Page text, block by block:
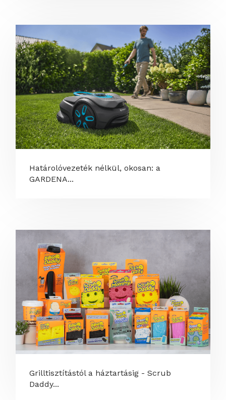
Határolóvezeték nélkül, okosan: a
GARDENA...
Grilltisztítástól a háztartásig - Scrub
Daddy...